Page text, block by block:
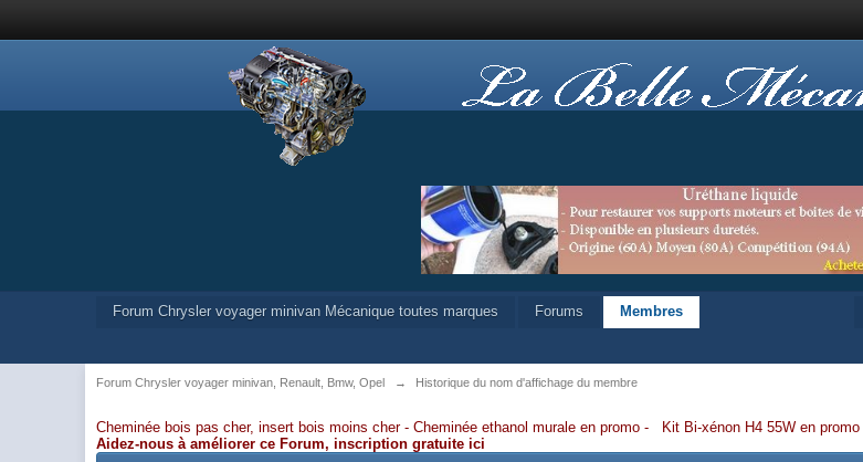
Forum Chrysler voyager minivan Mécanique toutes marques Forums Membres
Forum Chrysler voyager minivan, Renault, Bmw, Opel → Historique du nom d'affichage du membre
Cheminée bois pas cher, insert bois moins cher - Cheminée ethanol murale en promo - Kit Bi-xénon H4 55W en promo
Aidez-nous à améliorer ce Forum, inscription gratuite ici